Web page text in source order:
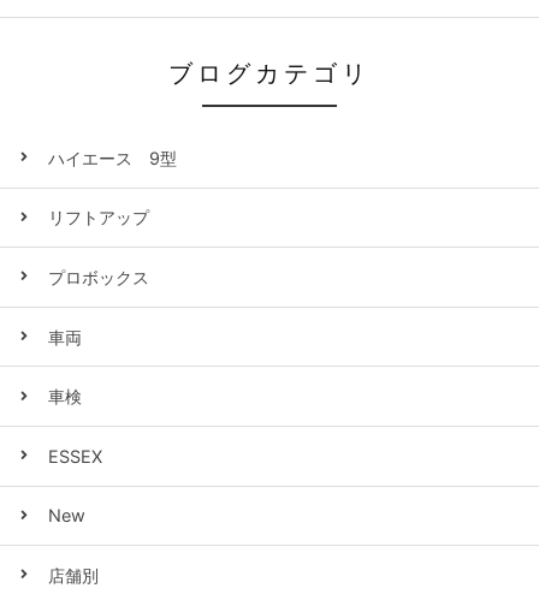
ブログカテゴリ
ハイエース 9型
リフトアップ
プロボックス
車両
車検
ESSEX
New
店舗別